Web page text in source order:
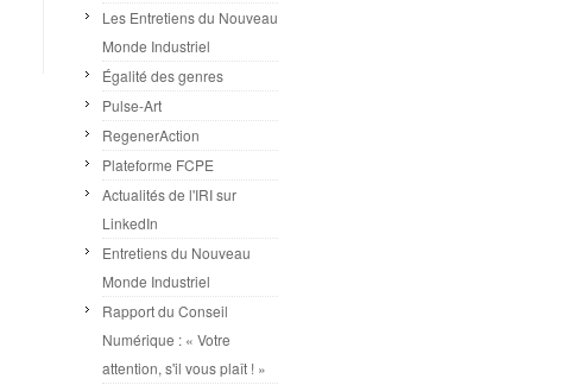
Les Entretiens du Nouveau
Monde Industriel
Égalité des genres
Pulse-Art
RegenerAction
Plateforme FCPE
Actualités de l'IRI sur
LinkedIn
Entretiens du Nouveau
Monde Industriel
Rapport du Conseil
Numérique : « Votre
attention, s'il vous plaît ! »